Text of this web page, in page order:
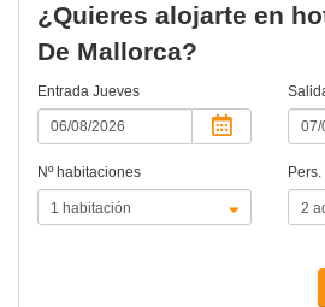
¿Quieres alojarte en
De Mallorca?
Entrada Jueves
Nº habitaciones